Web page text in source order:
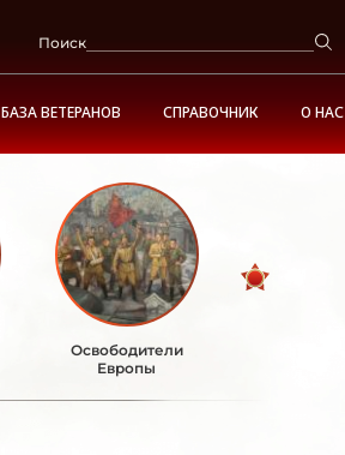
Поиск
БАЗА ВЕТЕРАНОВ СПРАВОЧНИК О НАС
Освободители
Европы